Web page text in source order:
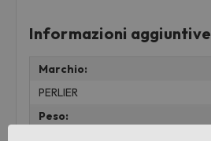
Informazioni aggiuntive
Marchio:
PERLIER
Peso: